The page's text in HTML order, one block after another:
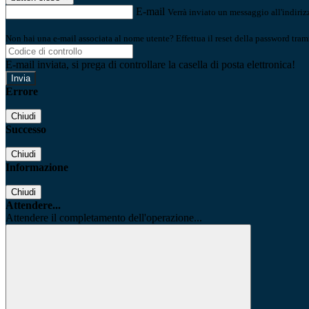
E-mail Verrà inviato un messaggio
Non hai una e-mail associata al nome utente? Effettua il reset della password
E-mail inviata, si prega di controllare la casella di posta elettronica!
Errore
Chiudi
Successo
Chiudi
Informazione
Chiudi
Attendere...
Attendere il completamento dell'operazione...